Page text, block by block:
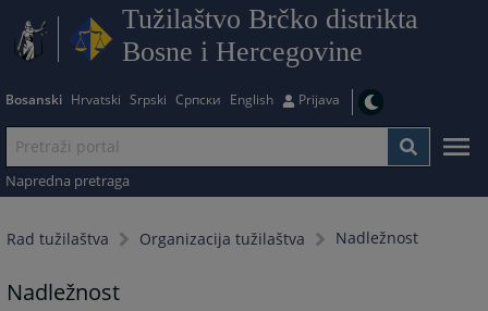
Tužilaštvo Brčko distrikta
Bosne i Hercegovine
Bosanski Hrvatski Srpski Српски English Prijava
Napredna pretraga
Rad tužilaštva Organizacija tužilaštva Nadležnost
Nadležnost